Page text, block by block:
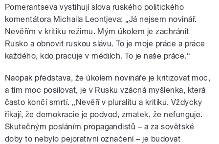
Pomerantseva vystihují slova ruského politického
komentátora Michaila Leontjeva: „Já nejsem novinář.
Nevěřím v kritiku režimu. Mým úkolem je zachránit
Rusko a obnovit ruskou slávu. To je moje práce a práce
každého, kdo pracuje v médiích. To je naše práce.“
Naopak představa, že úkolem novináře je kritizovat moc,
a tím moc posilovat, je v Rusku vzácná myšlenka, která
často končí smrtí. „Nevěří v pluralitu a kritiku. Vždycky
říkají, že demokracie je podvod, zmatek, že nefunguje.
Skutečným posláním propagandistů – a za sovětské
doby to nebylo pejorativní označení– je budovat